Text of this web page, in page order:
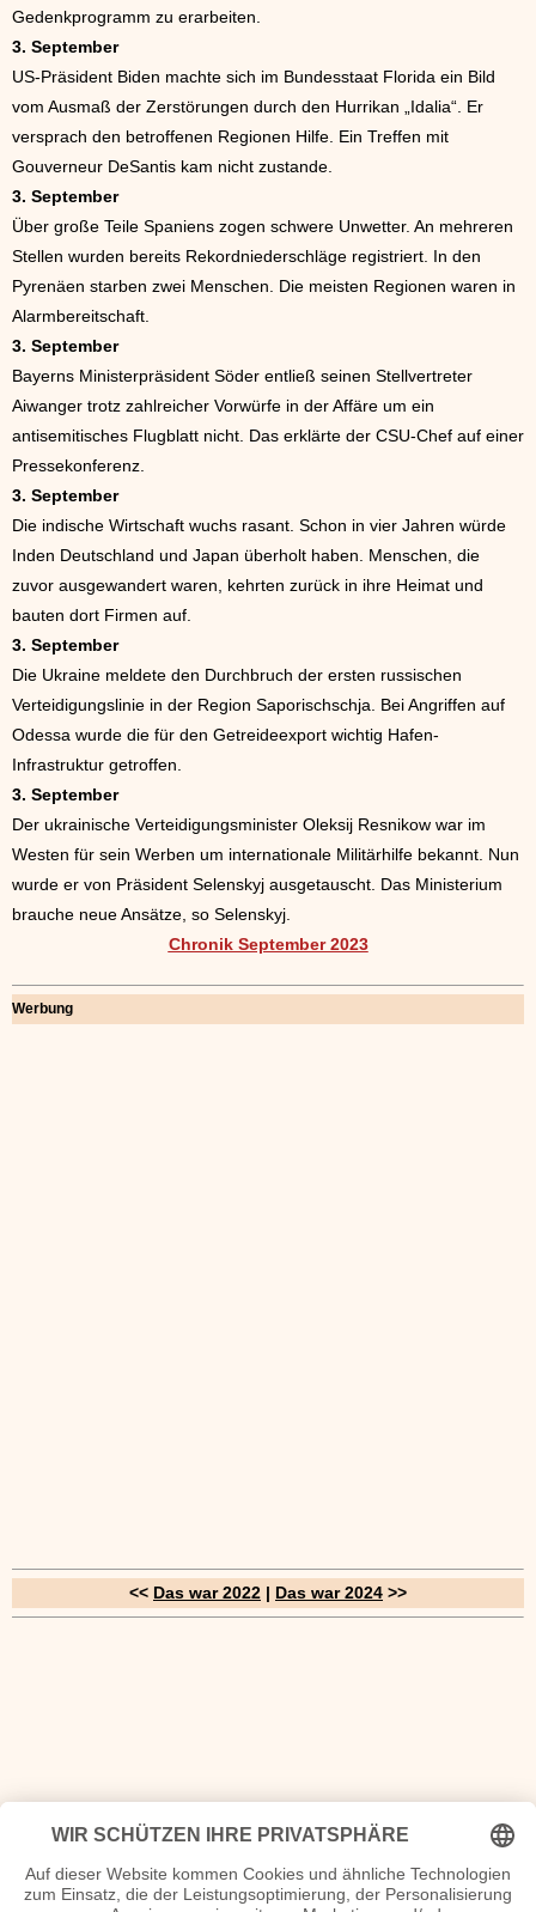
Gedenkprogramm zu erarbeiten.
3. September
US-Präsident Biden machte sich im Bundesstaat Florida ein Bild
vom Ausmaß der Zerstörungen durch den Hurrikan „Idalia“. Er
versprach den betroffenen Regionen Hilfe. Ein Treffen mit
Gouverneur DeSantis kam nicht zustande.
3. September
Über große Teile Spaniens zogen schwere Unwetter. An mehreren
Stellen wurden bereits Rekordniederschläge registriert. In den
Pyrenäen starben zwei Menschen. Die meisten Regionen waren in
Alarmbereitschaft.
3. September
Bayerns Ministerpräsident Söder entließ seinen Stellvertreter
Aiwanger trotz zahlreicher Vorwürfe in der Affäre um ein
antisemitisches Flugblatt nicht. Das erklärte der CSU-Chef auf einer
Pressekonferenz.
3. September
Die indische Wirtschaft wuchs rasant. Schon in vier Jahren würde
Inden Deutschland und Japan überholt haben. Menschen, die
zuvor ausgewandert waren, kehrten zurück in ihre Heimat und
bauten dort Firmen auf.
3. September
Die Ukraine meldete den Durchbruch der ersten russischen
Verteidigungslinie in der Region Saporischschja. Bei Angriffen auf
Odessa wurde die für den Getreideexport wichtig Hafen-
Infrastruktur getroffen.
3. September
Der ukrainische Verteidigungsminister Oleksij Resnikow war im
Westen für sein Werben um internationale Militärhilfe bekannt. Nun
wurde er von Präsident Selenskyj ausgetauscht. Das Ministerium
brauche neue Ansätze, so Selenskyj.
Chronik September 2023
Werbung
<< Das war 2022 | Das war 2024 >>